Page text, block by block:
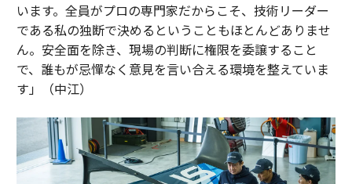
います。全員がプロの専門家だからこそ、技術リーダー
である私の独断で決めるということもほとんどありませ
ん。安全面を除き、現場の判断に権限を委譲すること
で、誰もが忌憚なく意見を言い合える環境を整えていま
す」（中江）